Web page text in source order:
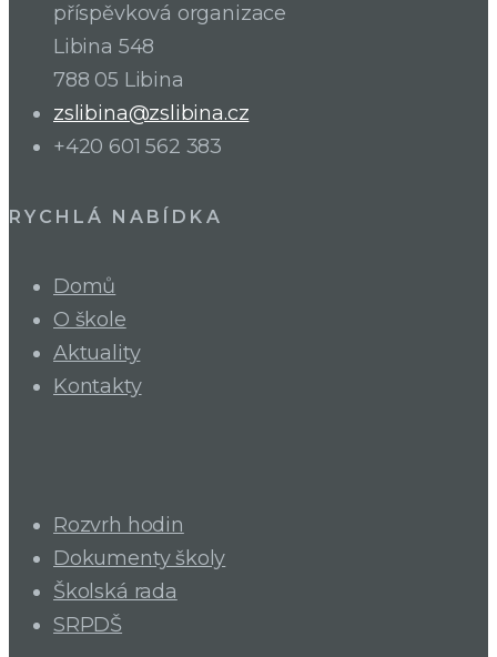
příspěvková organizace
Libina 548
788 05 Libina
zslibina@zslibina.cz
+420 601 562 383
RYCHLÁ NABÍDKA
Domů
O škole
Aktuality
Kontakty
Rozvrh hodin
Dokumenty školy
Školská rada
SRPDŠ